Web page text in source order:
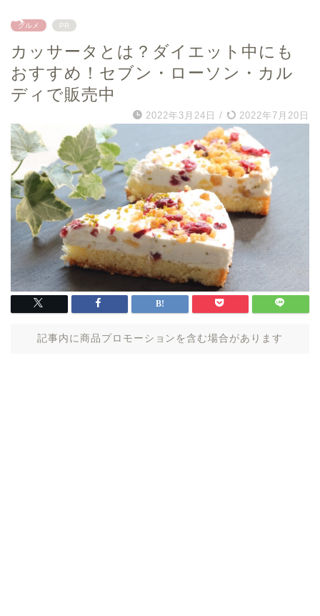
グルメ PR
カッサータとは？ダイエット中にも
おすすめ！セブン・ローソン・カル
ディで販売中
2022年3月24日 / 2022年7月20日
記事内に商品プロモーションを含む場合があります